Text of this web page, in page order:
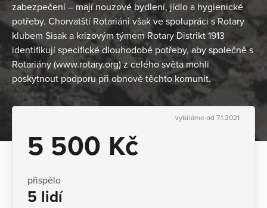
zabezpečení – mají nouzové bydlení, jídlo a hygienické
potřeby. Chorvatští Rotariáni však ve spolupráci s Rotary
klubem Sisak a krizovým týmem Rotary Distrikt 1913
identifikují specifické dlouhodobé potřeby, aby společně s
Rotariány (www.rotary.org) z celého světa mohli
poskytnout podporu při obnově těchto komunit.
vybíráme od 7.1.2021
5 500 Kč
přispělo
5 lidí